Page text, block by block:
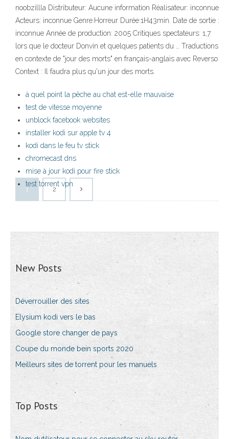
noobzillla Distributeur: Aucune information Réalisateur: inconnue
Acteurs: inconnue Genre:Horreur Durée:1H43min. Date de sortie :
inconnue Année de production: 2005 Critiques spectateurs: 1,7
lors que le docteur Donvin et quelques patients du … Traductions
en contexte de "jour des morts" en français-anglais avec Reverso
Context : Il faudra plus qu'un jour des morts.
à quel point la pêche au chat est-elle mauvaise
test de vitesse moyenne
unblock facebook websites
installer kodi sur apple tv 4
kodi dans le feu tv stick
chromecast dns
mise à jour kodi pour fire stick
test torrent vpn
1 2
New Posts
Déverrouiller des sites
Elysium kodi vers le bas
Google store changer de pays
Coupe du monde bein sports 2020
Meilleurs sites de torrent pour les manuels
Top Posts